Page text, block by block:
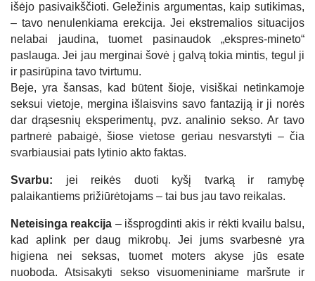
išėjo pasivaikščioti. Geležinis argumentas, kaip sutikimas,
– tavo nenulenkiama erekcija. Jei ekstremalios situacijos
nelabai jaudina, tuomet pasinaudok „ekspres-mineto“
paslauga. Jei jau merginai šovė į galvą tokia mintis, tegul ji
ir pasirūpina tavo tvirtumu.
Beje, yra šansas, kad būtent šioje, visiškai netinkamoje
seksui vietoje, mergina išlaisvins savo fantaziją ir ji norės
dar drąsesnių eksperimentų, pvz. analinio sekso. Ar tavo
partnerė pabaigė, šiose vietose geriau nesvarstyti – čia
svarbiausiai pats lytinio akto faktas.
Svarbu: jei reikės duoti kyšį tvarką ir ramybę
palaikantiems prižiūrėtojams – tai bus jau tavo reikalas.
Neteisinga reakcija – išsprogdinti akis ir rėkti kvailu balsu,
kad aplink per daug mikrobų. Jei jums svarbesnė yra
higiena nei seksas, tuomet moters akyse jūs esate
nuoboda. Atsisakyti sekso visuomeniniame maršrute ir